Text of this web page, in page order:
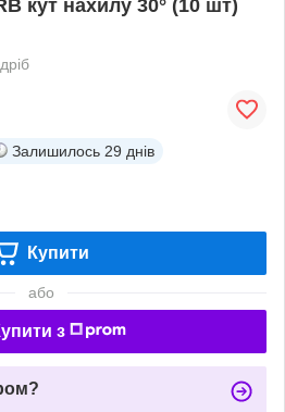
кут нахилу 30° (10 шт)
Залишилось 29 днів
Купити
або
з